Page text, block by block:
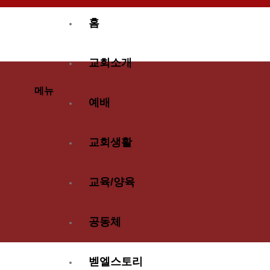
홈
교회소개
예배
교회생활
교육/양육
공동체
벧엘스토리
메뉴